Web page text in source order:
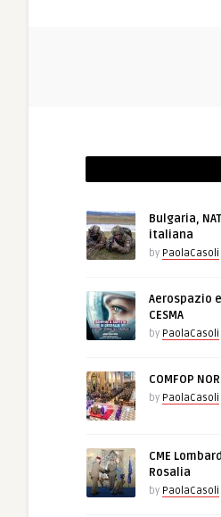
Bulgaria,
italiana
by PaolaCasoli
Aerospazio
CESMA
by PaolaCasoli
COMFOP
by PaolaCasoli
CME
Rosalia
by PaolaCasoli